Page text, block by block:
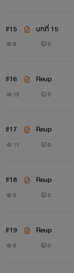
#15 บทที่ 15
8 0
#16 Reup
13 0
#17 Reup
11 0
#18 Reup
5 0
#19 Reup
8 0